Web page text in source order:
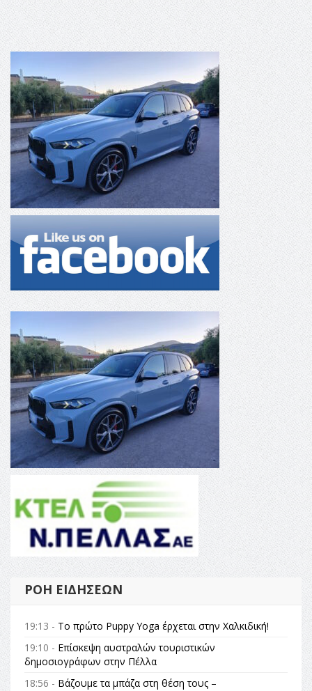
ΡΟΉ ΕΙΔΉΣΕΩΝ
19:13 - Το πρώτο Puppy Yoga έρχεται στην Χαλκιδική!
19:10 - Επίσκεψη αυστραλών τουριστικών
δημοσιογράφων στην Πέλλα
18:56 - Βάζουμε τα μπάζα στη θέση τους –